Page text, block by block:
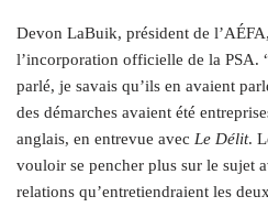
Devon LaBuik, président de
l’incorporation officielle de la PSA.
parlé, je savais qu’ils en avaient
des démarches avaient été
anglais, en entrevue avec Le Délit.
vouloir se pencher plus sur le sujet
relations qu’entretiendraient les